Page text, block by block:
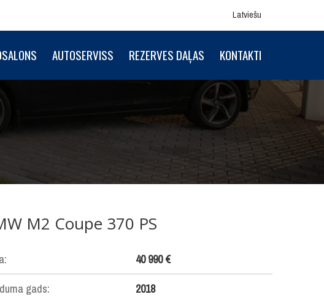
Latviešu
AUTOSERVISS REZERVES DAĻAS KONTAKTI
M2 Coupe 370 PS
40 990 €
gads:
2018